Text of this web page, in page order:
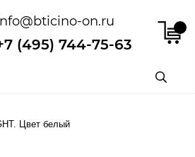
on.ru
(495) 744-75-63
Цвет белый